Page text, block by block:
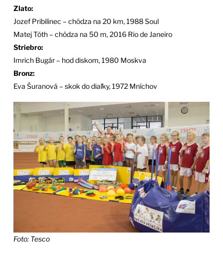
Zlato:
Jozef Pribilinec – chôdza na 20 km, 1988 Soul
Matej Tóth – chôdza na 50 m, 2016 Rio de Janeiro
Striebro:
Imrich Bugár – hod diskom, 1980 Moskva
Bronz:
Eva Šuranová – skok do diaľky, 1972 Mníchov
Foto: Tesco